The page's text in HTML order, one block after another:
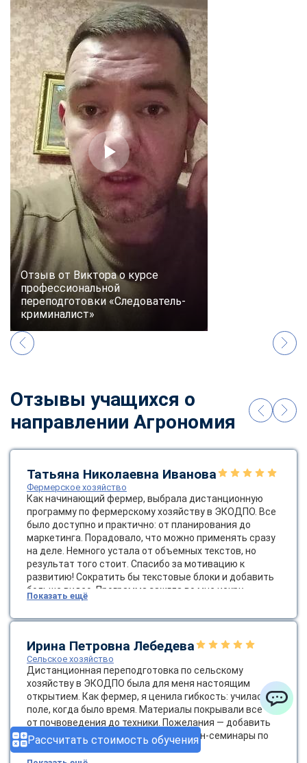
Рассчитать стоимость обучения
Отзыв от Виктора о курсе
профессиональной
переподготовки «Следователь-
криминалист»
Отзывы учащихся о
направлении Агрономия
Татьяна Николаевна Иванова
Фермерское хозяйство
Как начинающий фермер, выбрала дистанционную
программу по фермерскому хозяйству в ЭКОДПО. Все
было доступно и практично: от планирования до
маркетинга. Порадовало, что можно применять сразу
на деле. Немного устала от объемных текстов, но
результат того стоит. Спасибо за мотивацию к
развитию! Сократить бы текстовые блоки и добавить
больше видео. Программа зажгла во мне искру
предпринимательства; помню момент, когда после
маркетингового модуля продажи выросли вдвое, и это
Показать ещё
Ирина Петровна Лебедева
Сельское хозяйство
Дистанционная переподготовка по сельскому
хозяйству в ЭКОДПО была для меня настоящим
открытием. Как фермер, я ценила гибкость: училась в
поле, когда было время. Материалы покрывали все —
от почвоведения до техники. Пожелания — добавить
больше региональных кейсов и онлайн-семинары по
локальным вызовам.
ChatApp
online
Мессенджеры
Свяжитесь с нами через любой удобный мессенджер!
Telegram
Vkontakte
ChatApp